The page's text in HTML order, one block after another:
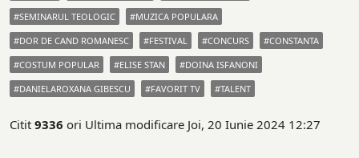
SEMINARUL TEOLOGIC
MUZICA POPULARA
DOR DE CAND ROMANESC
FESTIVAL CONCURS
CONSTANTA
COSTUM POPULAR
ELISE STAN
DOINA ISFANONI
DANIELAROXANA GIBESCU
FAVORIT TV TALENT
Citit 9336 ori Ultima modificare Joi, 20 Iunie 2024 12:27